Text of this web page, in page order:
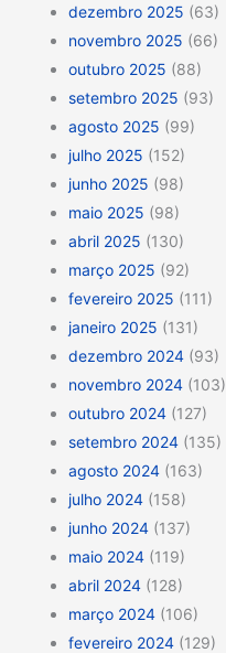
dezembro 2025 (63)
novembro 2025 (66)
outubro 2025 (88)
setembro 2025 (93)
agosto 2025 (99)
julho 2025 (152)
junho 2025 (98)
maio 2025 (98)
abril 2025 (130)
março 2025 (92)
fevereiro 2025 (111)
janeiro 2025 (131)
dezembro 2024 (93)
novembro 2024 (103)
outubro 2024 (127)
setembro 2024 (135)
agosto 2024 (163)
julho 2024 (158)
junho 2024 (137)
maio 2024 (119)
abril 2024 (128)
março 2024 (106)
fevereiro 2024 (129)